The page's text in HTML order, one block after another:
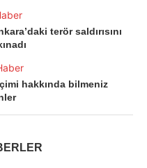
terör saldırısını
hakkında bilmeniz